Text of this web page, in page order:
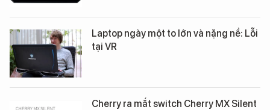
Laptop ngày một to lớn và nặng nề: Lỗi
tại VR
Cherry ra mắt switch Cherry MX Silent